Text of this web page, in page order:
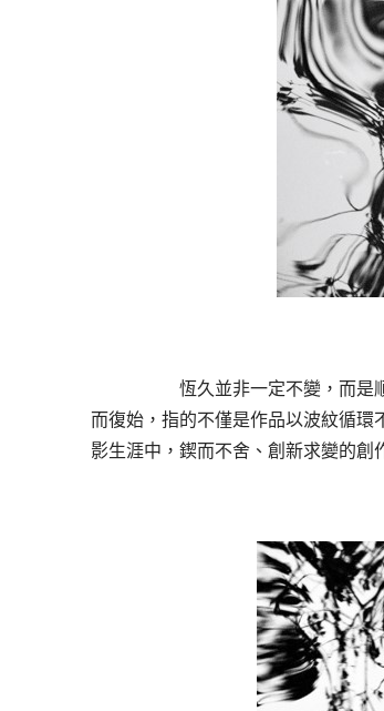
恆久並非一定不變，而是
而復始，指的不僅是作品以波紋循
影生涯中，鍥而不舍、創新求變的創